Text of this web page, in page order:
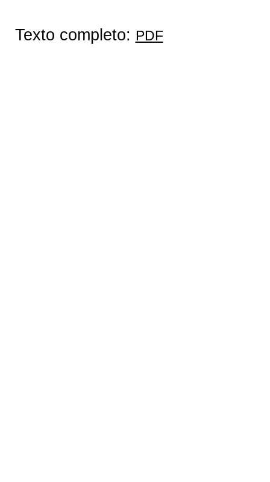
Texto completo: PDF